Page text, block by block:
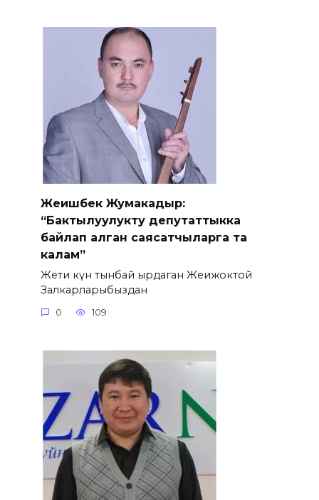
Жеңишбек Жумакадыр:
“Бактылуулукту депутаттыкка
байлап алган саясатчыларга таң
калам”
Жети күн тынбай ырдаган Жеңижоктой
Залкарларыбыздан
0 109